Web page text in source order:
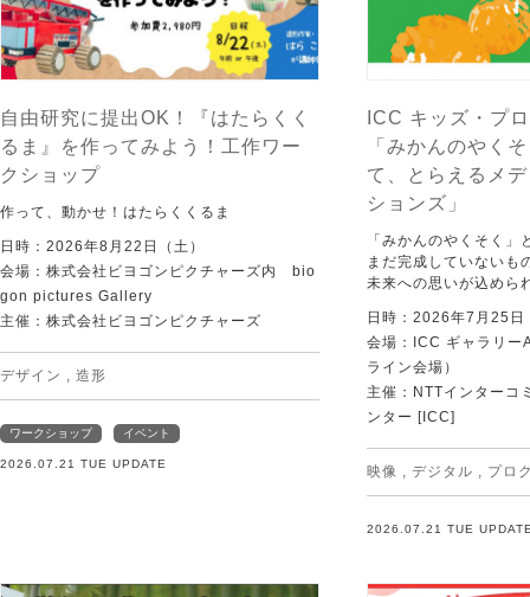
自由研究に提出OK！『はたらくく
るま』を作ってみよう！工作ワー
クショップ
作って、動かせ！はたらくくるま
日時：2026年8月22日（土）
会場：株式会社ビヨゴンピクチャーズ内 bio
gon pictures Gallery
主催：株式会社ビヨゴンピクチャーズ
デザイン 造形
ワークショップ イベント
2026.07.21 TUE UPDATE
ICC キッズ・プ
「みかんのやく
て、とらえるメ
ションズ」
「みかんのやくそく
まだ完成していないも
未来への思いが込めら
日時：2026年7月25
会場：ICC ギャラリー
ライン会場）
主催：NTTインターコ
ンター [ICC]
映像 デジタル プロ
2026.07.21 TUE